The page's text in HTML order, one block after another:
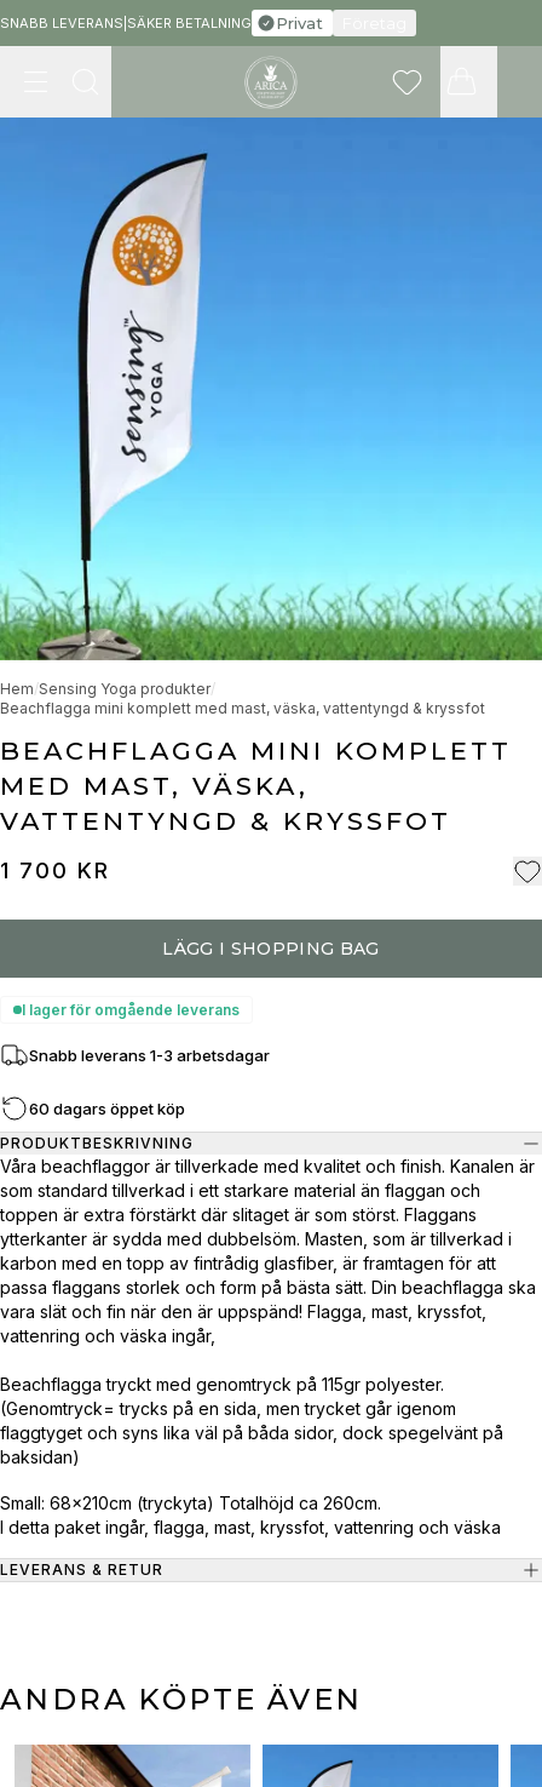
SNABB LEVERANS SÄKER BETALNING Privat
Hem/Sensing Yoga produkter/
Beachflagga mini komplett med mast, väska, vattentyngd & kryssfot
BEACHFLAGGA MINI KOMPLETT
MED MAST, VÄSKA,
VATTENTYNGD & KRYSSFOT
1 700 KR
LÄGG I SHOPPING BAG
I lager för omgående leverans
Snabb leverans 1-3 arbetsdagar
60 dagars öppet köp
PRODUKTBESKRIVNING
Våra beachflaggor är tillverkade med kvalitet och finish. Kanalen är
som standard tillverkad i ett starkare material än flaggan och
toppen är extra förstärkt där slitaget är som störst. Flaggans
ytterkanter är sydda med dubbelsöm. Masten, som är tillverkad i
karbon med en topp av fintrådig glasfiber, är framtagen för att
passa flaggans storlek och form på bästa sätt. Din beachflagga ska
vara slät och fin när den är uppspänd! Flagga, mast, kryssfot,
vattenring och väska ingår,
Beachflagga tryckt med genomtryck på 115gr polyester.
(Genomtryck= trycks på en sida, men trycket går igenom
flaggtyget och syns lika väl på båda sidor, dock spegelvänt på
baksidan)
Small: 68x210cm (tryckyta) Totalhöjd ca 260cm.
I detta paket ingår, flagga, mast, kryssfot, vattenring och väska
LEVERANS & RETUR
ANDRA KÖPTE ÄVEN